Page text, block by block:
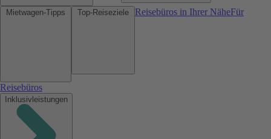
Reisebüros in Ihrer NäheFür
Reisebüros
Inklusivleistungen